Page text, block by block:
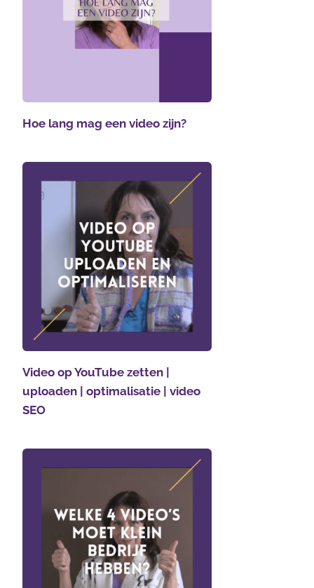
Hoe lang mag een video zijn?
Video op YouTube zetten |
uploaden | optimalisatie | video
SEO